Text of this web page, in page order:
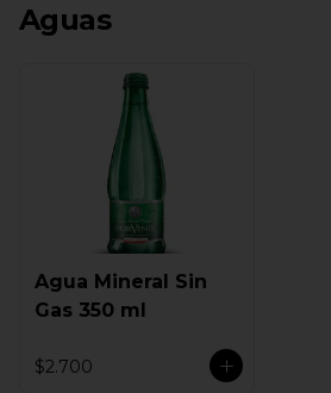
Aguas
Agua Mineral Sin
Gas 350 ml
$2.700